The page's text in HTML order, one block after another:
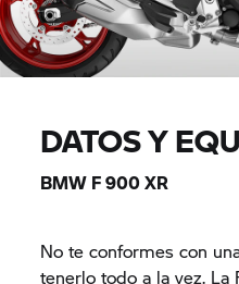
DATOS Y
BMW F 900 XR
No te conformes con
tenerlo todo a la vez. La